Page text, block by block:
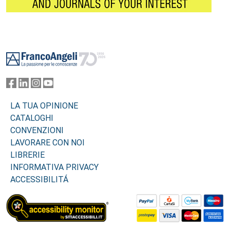
LA TUA OPINIONE
CATALOGHI
CONVENZIONI
LAVORARE CON NOI
LIBRERIE
INFORMATIVA PRIVACY
ACCESSIBILITÁ